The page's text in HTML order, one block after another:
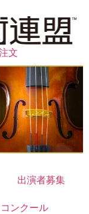
文
出演者募集
コンクール